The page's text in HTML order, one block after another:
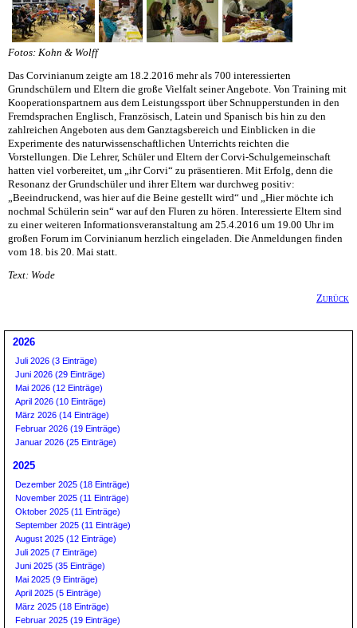
Fotos: Kohn & Wolff
Das Corvinianum zeigte am 18.2.2016 mehr als 700 interessierten
Grundschülern und Eltern die große Vielfalt seiner Angebote. Von Training mit
Kooperationspartnern aus dem Leistungssport über Schnupperstunden in den
Fremdsprachen Englisch, Französisch, Latein und Spanisch bis hin zu den
zahlreichen Angeboten aus dem Ganztagsbereich und Einblicken in die
Experimente des naturwissenschaftlichen Unterrichts reichten die
Vorstellungen. Die Lehrer, Schüler und Eltern der Corvi-Schulgemeinschaft
hatten viel vorbereitet, um „ihr Corvi“ zu präsentieren. Mit Erfolg, denn die
Resonanz der Grundschüler und ihrer Eltern war durchweg positiv:
„Beeindruckend, was hier auf die Beine gestellt wird“ und „Hier möchte ich
nochmal Schülerin sein“ war auf den Fluren zu hören. Interessierte Eltern sind
zu einer weiteren Informationsveranstaltung am 25.4.2016 um 19.00 Uhr im
großen Forum im Corvinianum herzlich eingeladen. Die Anmeldungen finden
vom 18. bis 20. Mai statt.
Text: Wode
Zurück
2026
Juli 2026 (3 Einträge)
Juni 2026 (29 Einträge)
Mai 2026 (12 Einträge)
April 2026 (10 Einträge)
März 2026 (14 Einträge)
Februar 2026 (19 Einträge)
Januar 2026 (25 Einträge)
2025
Dezember 2025 (18 Einträge)
November 2025 (11 Einträge)
Oktober 2025 (11 Einträge)
September 2025 (11 Einträge)
August 2025 (12 Einträge)
Juli 2025 (7 Einträge)
Juni 2025 (35 Einträge)
Mai 2025 (9 Einträge)
April 2025 (5 Einträge)
März 2025 (18 Einträge)
Februar 2025 (19 Einträge)